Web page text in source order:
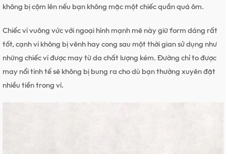
không bị cộm lên nếu bạn không mặc một chiếc quần quá ôm.
Chiếc ví vuông vức với ngoại hình mạnh mẽ này giữ form dáng rất
tốt, cạnh ví không bị vênh hay cong sau một thời gian sử dụng như
những chiếc ví được may từ da chất lượng kém. Đường chỉ to được
may nổi tinh tế sẽ không bị bung ra cho dù bạn thường xuyên đặt
nhiều tiền trong ví.